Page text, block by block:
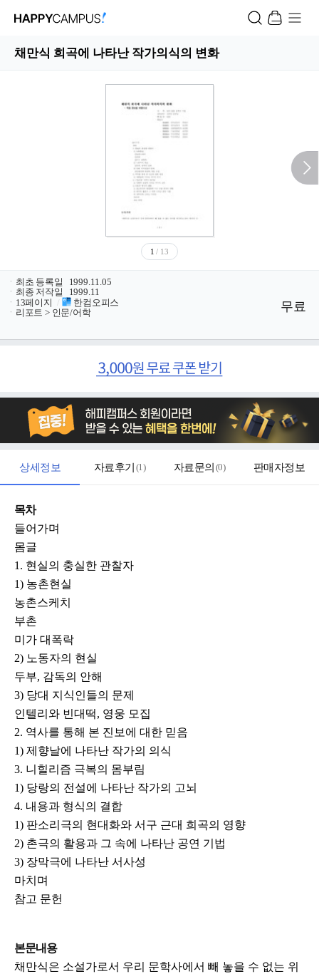
채만식 희곡에 나타난 작가의식의 변화
1 / 13
ㆍ 최초 등록일
1999.11.05
ㆍ 최종 저작일
1999.11
ㆍ 13페이지 /
한컴오피스
ㆍ 리포트 > 인문/어학 무료
상세정보 자료후기 (1) 자료문의 (0) 판매자정보
목차
들어가며
몸글
1. 현실의 충실한 관찰자
1) 농촌현실
농촌스케치
부촌
미가 대폭락
2) 노동자의 현실
두부, 감독의 안해
3) 당대 지식인들의 문제
인텔리와 빈대떡, 영웅 모집
2. 역사를 통해 본 진보에 대한 믿음
1) 제향날에 나타난 작가의 의식
3. 니힐리즘 극복의 몸부림
1) 당랑의 전설에 나타난 작가의 고뇌
4. 내용과 형식의 결합
1) 판소리극의 현대화와 서구 근대 희곡의 영향
2) 촌극의 활용과 그 속에 나타난 공연 기법
3) 장막극에 나타난 서사성
마치며
참고 문헌
본문내용
채만식은 소설가로서 우리 문학사에서 빼 놓을 수 없는 위